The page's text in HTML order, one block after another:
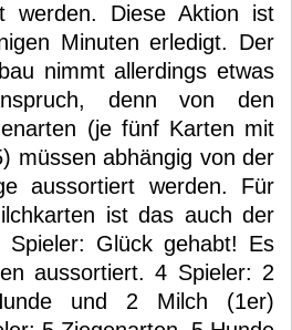
werden. Diese Aktion ist
Minuten erledigt. Der
nimmt allerdings etwas
denn von den
(je fünf Karten mit
müssen abhängig von der
aussortiert werden. Für
ist das auch der
Glück gehabt! Es
aussortiert. 4 Spieler: 2
und 2 Milch (1er)